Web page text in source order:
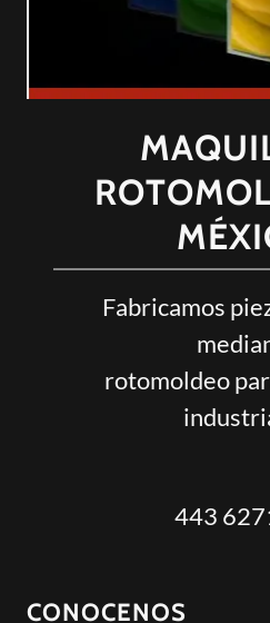
Fabricamos
rotomoldeo
443
CONOCENOS